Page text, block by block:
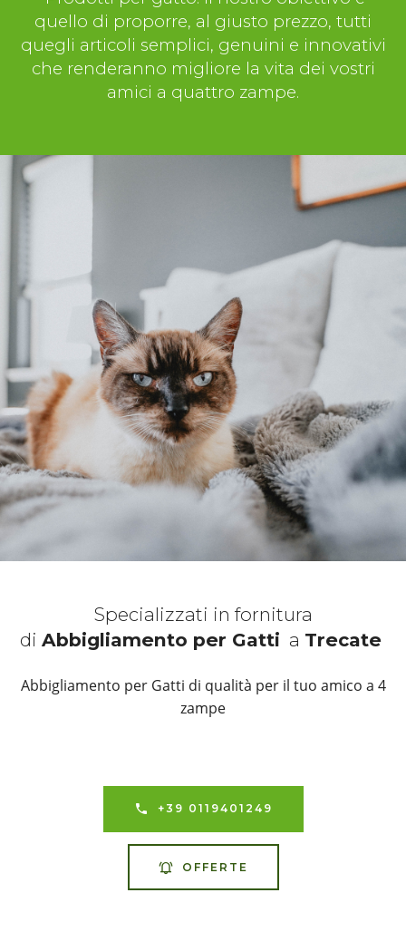
quello di proporre, al giusto prezzo, tutti
quegli articoli semplici, genuini e innovativi
che renderanno migliore la vita dei vostri
amici a quattro zampe.
Specializzati in fornitura
di Abbigliamento per Gatti a Trecate
Abbigliamento per Gatti di qualità per il tuo amico a 4
zampe
+39 0119401249
OFFERTE